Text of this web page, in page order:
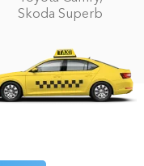
Skoda Superb